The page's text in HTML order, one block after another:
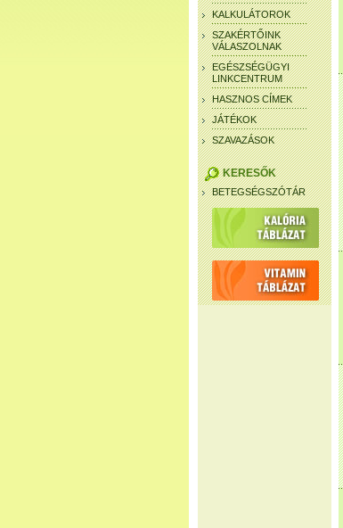
KALKULÁTOROK
SZAKÉRTŐINK
VÁLASZOLNAK
EGÉSZSÉGÜGYI
LINKCENTRUM
HASZNOS CÍMEK
JÁTÉKOK
SZAVAZÁSOK
KERESŐK
BETEGSÉGSZÓTÁR